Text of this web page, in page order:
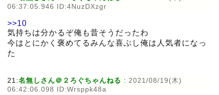
06:37:05.946 ID:4NuzDXzgr
>>10
気持ちは分かるぞ俺も昔そうだったわ
今はとにかく褒めてるみんな喜ぶし俺は人気者になっ
た
21:名無しさん＠２ろぐちゃんねる : 2021/08/19(木)
06:42:06.098 ID:Wrsppk48a